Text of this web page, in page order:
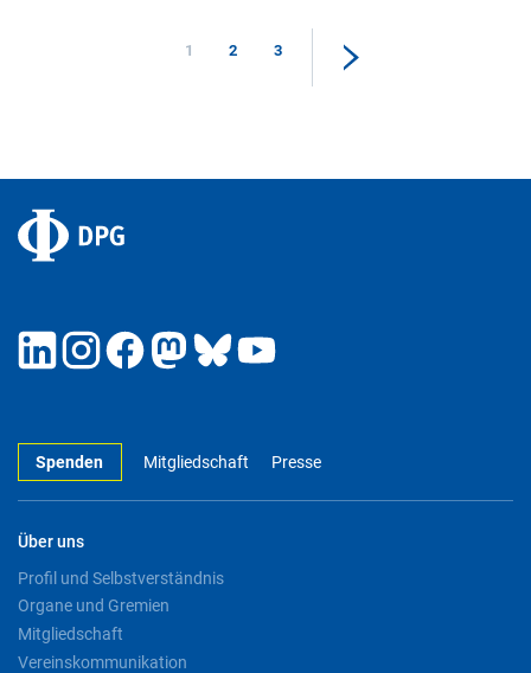
1 2 3
Spenden Mitgliedschaft Presse
Über uns
Profil und Selbstverständnis
Organe und Gremien
Mitgliedschaft
Vereinskommunikation